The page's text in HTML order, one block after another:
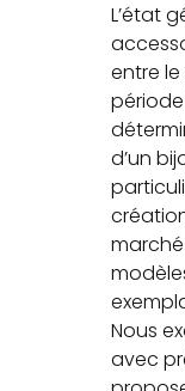
L’état
entre
d’un
Nous
avec